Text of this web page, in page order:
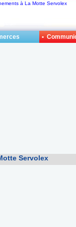
à La Motte Servolex
Servolex
•